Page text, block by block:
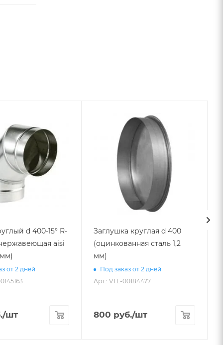
d 400-15° R-
aisi
от 2 дней
/шт
Заглушка круглая d 400
(оцинкованная сталь 1,2
мм)
Под заказ от 2 дней
Арт.: VTL-00184477
800 руб./шт